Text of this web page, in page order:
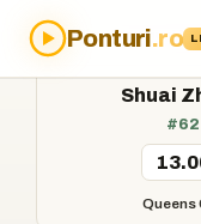
Ponturi.ro
Acasă›Ponturi›Shuai
Shuai
#62
Queens